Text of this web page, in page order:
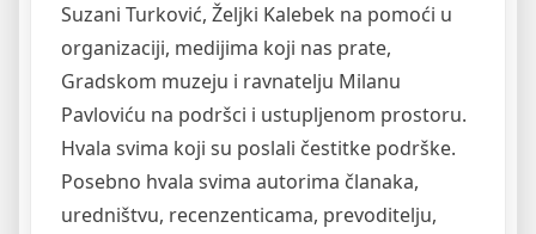
Suzani Turković, Željki Kalebek na pomoći u
organizaciji, medijima koji nas prate,
Gradskom muzeju i ravnatelju Milanu
Pavloviću na podršci i ustupljenom prostoru.
Hvala svima koji su poslali čestitke podrške.
Posebno hvala svima autorima članaka,
uredništvu, recenzenticama, prevoditelju,